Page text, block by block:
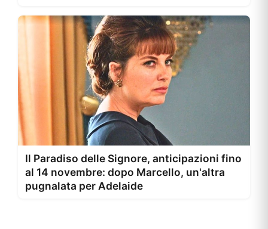
Il Paradiso delle Signore, anticipazioni fino
al 14 novembre: dopo Marcello, un'altra
pugnalata per Adelaide